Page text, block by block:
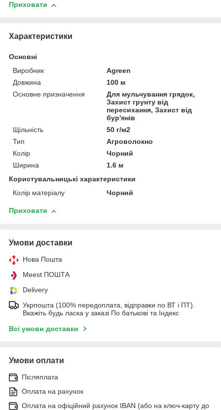
Приховати
Характеристики
Основні
Виробник
Agreen
Довжина
100 м
Основне призначення
Для мульчування грядок,
Захист грунту від
пересихання, Захист від
бур'янів
Щільність
50 г/м2
Тип
Агроволокно
Колір
Чорний
Ширина
1.6 м
Користувальницькі характеристики
Колір матеріалу
Чорний
Приховати
Умови доставки
Нова Пошта
Meest ПОШТА
Delivery
Укрпошта (100% передоплата, відправки по ВТ і ПТ).
Вкажіть будь ласка у заказі По батькові та Індекс
Всі умови доставки
Умови оплати
Післяплата
Оплата на рахунок
Оплата на офіційний рахунок IBAN (або на ключ-карту до